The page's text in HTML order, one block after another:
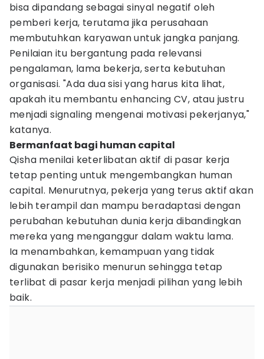
bisa dipandang sebagai sinyal negatif oleh
pemberi kerja, terutama jika perusahaan
membutuhkan karyawan untuk jangka panjang.
Penilaian itu bergantung pada relevansi
pengalaman, lama bekerja, serta kebutuhan
organisasi. "Ada dua sisi yang harus kita lihat,
apakah itu membantu enhancing CV, atau justru
menjadi signaling mengenai motivasi pekerjanya,"
katanya.
Bermanfaat bagi human capital
Qisha menilai keterlibatan aktif di pasar kerja
tetap penting untuk mengembangkan human
capital. Menurutnya, pekerja yang terus aktif akan
lebih terampil dan mampu beradaptasi dengan
perubahan kebutuhan dunia kerja dibandingkan
mereka yang menganggur dalam waktu lama.
Ia menambahkan, kemampuan yang tidak
digunakan berisiko menurun sehingga tetap
terlibat di pasar kerja menjadi pilihan yang lebih
baik.